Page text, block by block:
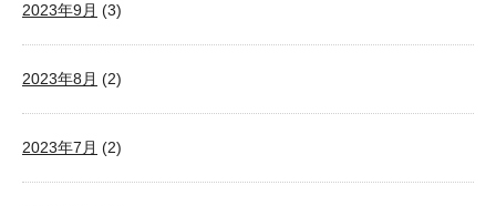
2023年9月 (3)
2023年8月 (2)
2023年7月 (2)